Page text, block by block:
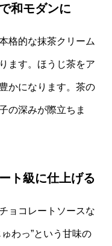
和モダンに
格的な抹茶クリーム
ます。ほうじ茶をア
かになります。茶の
の深みが際立ちま
ト級に仕上げる
ョコレートソースな
わっ”という甘味の